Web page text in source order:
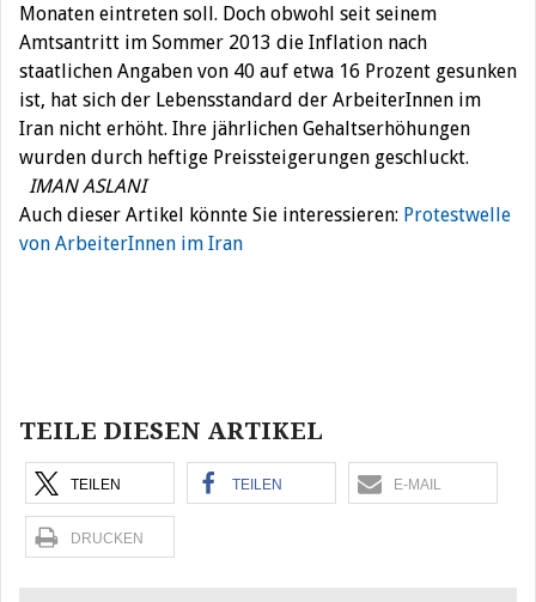
Monaten eintreten soll. Doch obwohl seit seinem
Amtsantritt im Sommer 2013 die Inflation nach
staatlichen Angaben von 40 auf etwa 16 Prozent gesunken
ist, hat sich der Lebensstandard der ArbeiterInnen im
Iran nicht erhöht. Ihre jährlichen Gehaltserhöhungen
wurden durch heftige Preissteigerungen geschluckt.
IMAN ASLANI
Auch dieser Artikel könnte Sie interessieren: Protestwelle
von ArbeiterInnen im Iran
TEILE DIESEN ARTIKEL
TEILEN TEILEN E-MAIL
DRUCKEN